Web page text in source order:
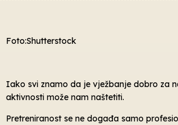
Foto:Shutterstock
Iako svi znamo da je vježbanje dobro za
aktivnosti može nam naštetiti.
Pretreniranost se ne događa samo